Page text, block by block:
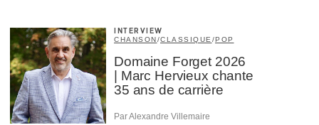
INTERVIEW
CHANSON /CLASSIQUE/POP
Domaine Forget 2026
| Marc Hervieux chante
35 ans de carrière
Par Alexandre Villemaire